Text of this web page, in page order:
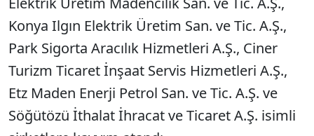
Konya Ilgın Elektrik Üretim San. ve Tic. A.Ş.,
Park Sigorta Aracılık Hizmetleri A.Ş., Ciner
Turizm Ticaret İnşaat Servis Hizmetleri A.Ş.,
Etz Maden Enerji Petrol San. ve Tic. A.Ş. ve
Söğütözü İthalat İhracat ve Ticaret A.Ş. isimli